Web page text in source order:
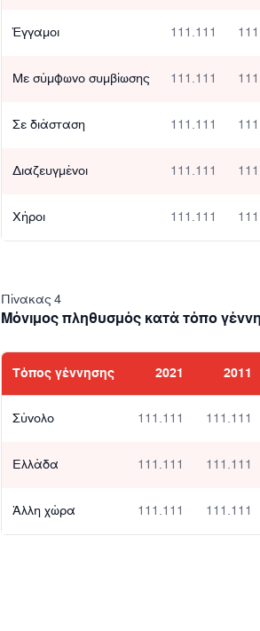
Έγγαμοι 111.111
Με σύμφωνο συμβίωσης 111.111
Σε διάσταση 111.111
Διαζευγμένοι 111.111
Χήροι 111.111
Πίνακας 4
Μόνιμος πληθυσμός κατά τόπο
Τόπος γέννησης 2021 2011
Σύνολο 111.111 111.111
Ελλάδα 111.111 111.111
Άλλη χώρα 111.111 111.111